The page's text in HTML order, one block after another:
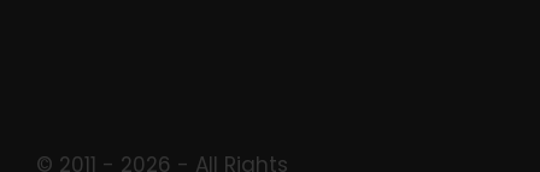
© 2011 - 2026 - All Rights